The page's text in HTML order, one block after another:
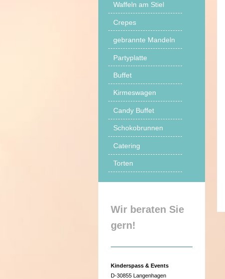
Waffeln am Stiel
Crepes
gebrannte Mandeln
Partyplatte
Buffet
Kirmeswagen
Candy Buffet
Schokobrunnen
Catering
Torten
Wir beraten Sie
gern!
Kinderspass & Events
D-30855 Langenhagen